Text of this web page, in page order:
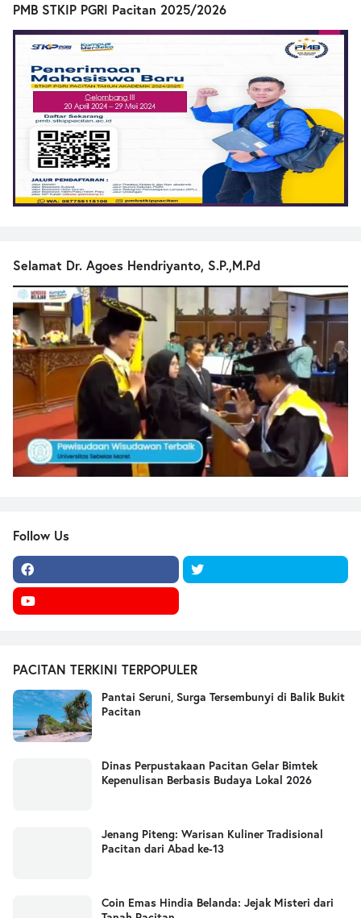
PMB STKIP PGRI Pacitan 2025/2026
Selamat Dr. Agoes Hendriyanto, S.P.,M.Pd
Follow Us
PACITAN TERKINI TERPOPULER
Pantai Seruni, Surga Tersembunyi di Balik Bukit
Pacitan
Dinas Perpustakaan Pacitan Gelar Bimtek
Kepenulisan Berbasis Budaya Lokal 2026
Jenang Piteng: Warisan Kuliner Tradisional
Pacitan dari Abad ke-13
Coin Emas Hindia Belanda: Jejak Misteri dari